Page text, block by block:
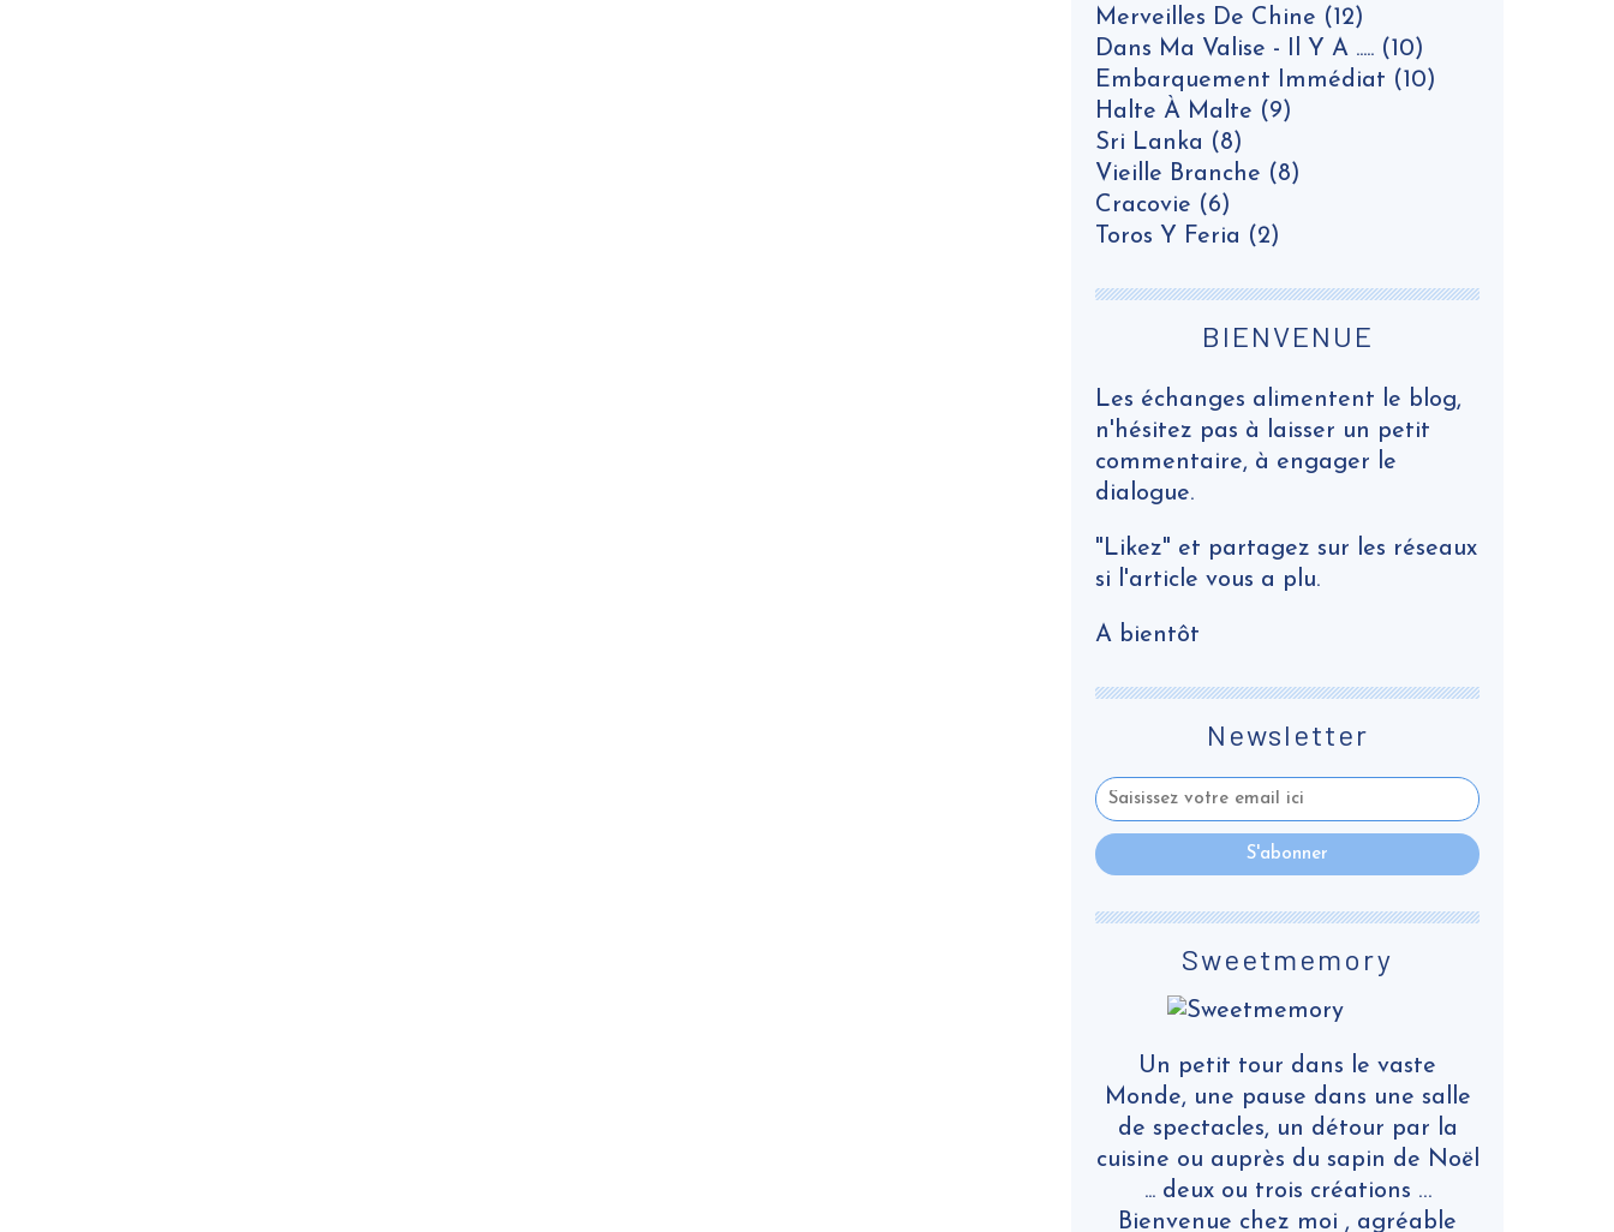
Newsletter
Merveilles De Chine (12)
Dans Ma Valise - Il Y A ..... (10)
Embarquement Immédiat (10)
Halte À Malte (9)
Sri Lanka (8)
Vieille Branche (8)
Cracovie (6)
Toros Y Feria (2)
Sweetmemory
Un petit tour dans le vaste
Monde, une pause dans une salle
de spectacles, un détour par la
cuisine ou auprès du sapin de Noël
... deux ou trois créations …
Bienvenue chez moi , agréable
BIENVENUE
Les échanges alimentent le blog,
n'hésitez pas à laisser un petit
commentaire, à engager le
dialogue.
"Likez" et partagez sur les réseaux
si l'article vous a plu.
A bientôt